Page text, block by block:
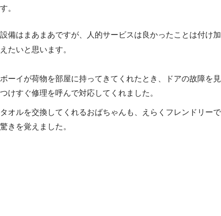
す。
設備はまあまあですが、人的サービスは良かったことは付け加
えたいと思います。
ボーイが荷物を部屋に持ってきてくれたとき、ドアの故障を見
つけすぐ修理を呼んで対応してくれました。
タオルを交換してくれるおばちゃんも、えらくフレンドリーで
驚きを覚えました。